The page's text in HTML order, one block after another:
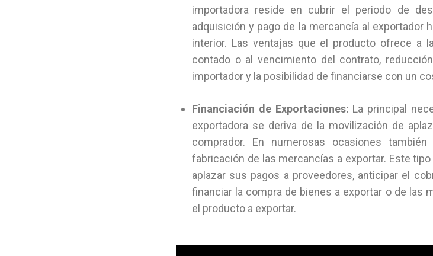
importadora reside en cubrir el periodo de
adquisición y pago de la mercancía al exportador
interior. Las ventajas que el producto ofrece a
contado o al vencimiento del contrato,
importador y la posibilidad de financiarse con un
Financiación de Exportaciones: La principal
exportadora se deriva de la movilización de
comprador. En numerosas ocasiones
fabricación de las mercancías a exportar. Este
aplazar sus pagos a proveedores, anticipar el
financiar la compra de bienes a exportar o de las
el producto a exportar.